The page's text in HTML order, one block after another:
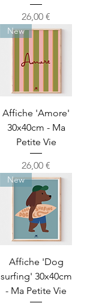
Prix
26,00 €
New
Affiche 'Amore'
30x40cm - Ma
Petite Vie
Prix
26,00 €
New
Affiche 'Dog
surfing' 30x40cm
- Ma Petite Vie